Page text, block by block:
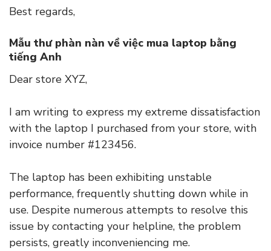
Best regards,
Mẫu thư phàn nàn về việc mua laptop bằng
tiếng Anh
Dear store XYZ,
I am writing to express my extreme dissatisfaction
with the laptop I purchased from your store, with
invoice number #123456.
The laptop has been exhibiting unstable
performance, frequently shutting down while in
use. Despite numerous attempts to resolve this
issue by contacting your helpline, the problem
persists, greatly inconveniencing me.